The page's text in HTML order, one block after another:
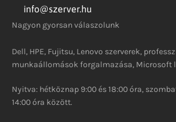
info@szerver.hu
Nagyon gyorsan válaszolunk
Dell, HPE, Fujitsu, Lenovo szerverek,
munkaállomások forgalmazása, Microsoft
Nyitva: hétköznap 9:00 és 18:00 óra,
14:00 óra között.